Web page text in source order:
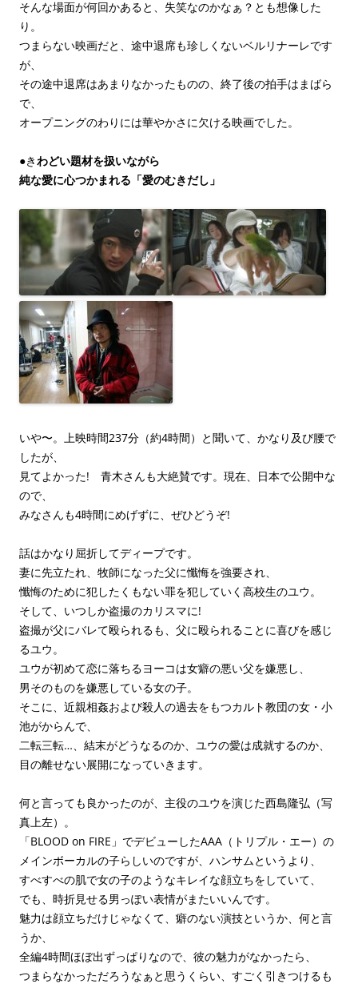
そんな場面が何回かあると、失笑なのかなぁ？とも想像した
り。
つまらない映画だと、途中退席も珍しくないベルリナーレです
が、
その途中退席はあまりなかったものの、終了後の拍手はまばら
で、
オープニングのわりには華やかさに欠ける映画でした。
●きわどい題材を扱いながら
純な愛に心つかまれる「愛のむきだし」
いや〜。上映時間237分（約4時間）と聞いて、かなり及び腰で
したが、
見てよかった! 青木さんも大絶賛です。現在、日本で公開中な
ので、
みなさんも4時間にめげずに、ぜひどうぞ!
話はかなり屈折してディープです。
妻に先立たれ、牧師になった父に懺悔を強要され、
懺悔のために犯したくもない罪を犯していく高校生のユウ。
そして、いつしか盗撮のカリスマに!
盗撮が父にバレて殴られるも、父に殴られることに喜びを感じ
るユウ。
ユウが初めて恋に落ちるヨーコは女癖の悪い父を嫌悪し、
男そのものを嫌悪している女の子。
そこに、近親相姦および殺人の過去をもつカルト教団の女・小
池がからんで、
二転三転…、結末がどうなるのか、ユウの愛は成就するのか、
目の離せない展開になっていきます。
何と言っても良かったのが、主役のユウを演じた西島隆弘（写
真上左）。
「BLOOD on FIRE」でデビューしたAAA（トリプル・エー）の
メインボーカルの子らしいのですが、ハンサムというより、
すべすべの肌で女の子のようなキレイな顔立ちをしていて、
でも、時折見せる男っぽい表情がまたいいんです。
魅力は顔立ちだけじゃなくて、癖のない演技というか、何と言
うか、
全編4時間ほぼ出ずっぱりなので、彼の魅力がなかったら、
つまらなかっただろうなぁと思うくらい、すごく引きつけるも